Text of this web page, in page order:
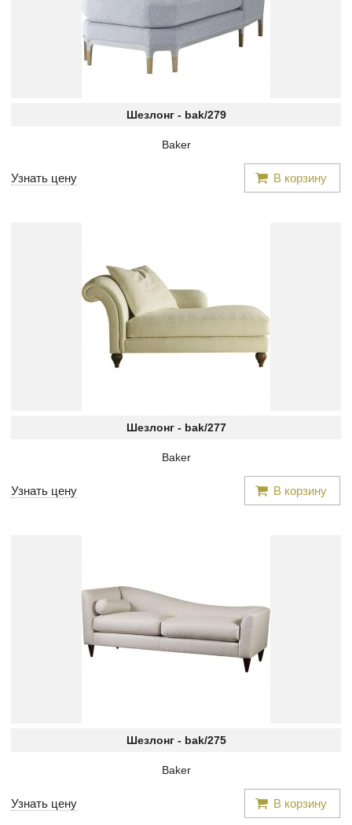
Шезлонг - bak/279
Baker
Узнать цену В корзину
Шезлонг - bak/277
Baker
Узнать цену В корзину
Шезлонг - bak/275
Baker
Узнать цену В корзину